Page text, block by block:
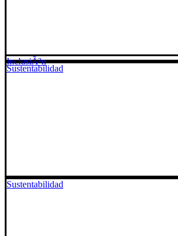
Sustentabilidad
Sustentabilidad
InclusiÃ³n